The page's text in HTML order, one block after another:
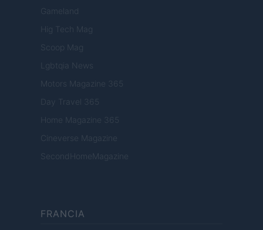
Gameland
Hig Tech Mag
Scoop Mag
Lgbtqia News
Motors Magazine 365
Day Travel 365
Home Magazine 365
Cineverse Magazine
SecondHomeMagazine
FRANCIA